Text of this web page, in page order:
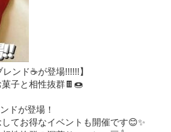
ンド☕が登場!!!!!!】⁡⁡⁡
子と相性抜群🍫🍩⁡
ドが登場！⁡
てお得なイベントも開催です😊✨